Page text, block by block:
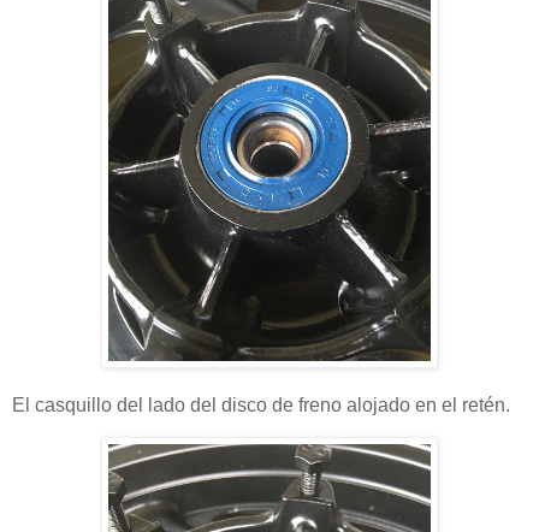
El casquillo del lado del disco de freno alojado en el retén.